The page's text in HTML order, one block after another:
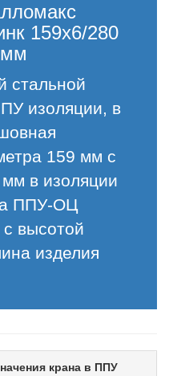
159х6/280
стальной
изоляции, в
159 мм с
в изоляции
ППУ-ОЦ
высотой
изделия
крана в ППУ